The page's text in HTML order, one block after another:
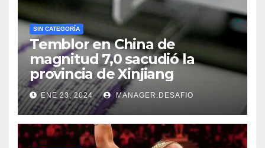
SIN CATEGORÍA
Temblor en China de
magnitud 7,0 sacudió la
provincia de Xinjiang
ENE 23, 2024 MANAGER.DESAFIO